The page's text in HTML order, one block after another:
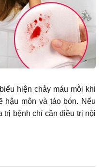
hiện chảy máu mỗi khi
môn và táo bón. Nếu
bệnh chỉ cần điều trị nội